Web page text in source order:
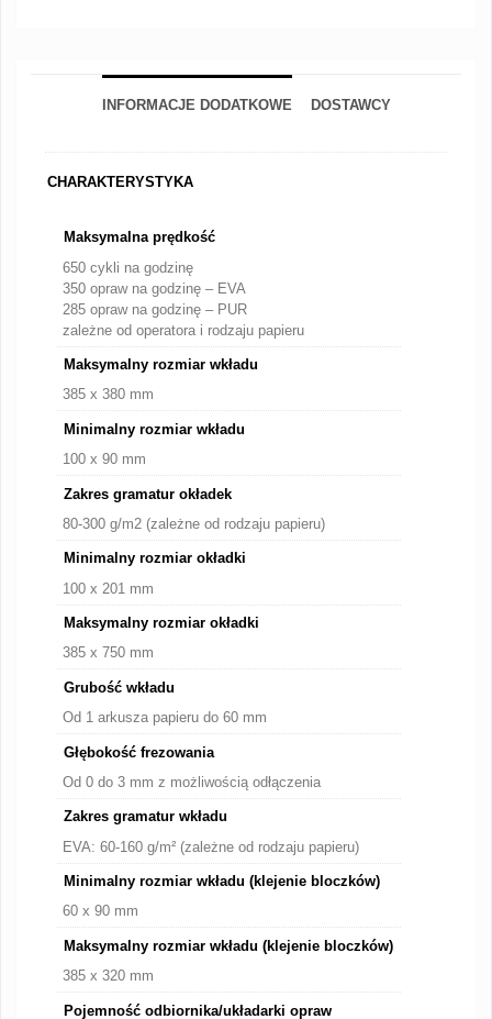
INFORMACJE DODATKOWE DOSTAWCY
CHARAKTERYSTYKA
Maksymalna prędkość
650 cykli na godzinę
350 opraw na godzinę – EVA
285 opraw na godzinę – PUR
zależne od operatora i rodzaju papieru
Maksymalny rozmiar wkładu
385 x 380 mm
Minimalny rozmiar wkładu
100 x 90 mm
Zakres gramatur okładek
80-300 g/m2 (zależne od rodzaju papieru)
Minimalny rozmiar okładki
100 x 201 mm
Maksymalny rozmiar okładki
385 x 750 mm
Grubość wkładu
Od 1 arkusza papieru do 60 mm
Głębokość frezowania
Od 0 do 3 mm z możliwością odłączenia
Zakres gramatur wkładu
EVA: 60-160 g/m² (zależne od rodzaju papieru)
Minimalny rozmiar wkładu (klejenie bloczków)
60 x 90 mm
Maksymalny rozmiar wkładu (klejenie bloczków)
385 x 320 mm
Pojemność odbiornika/układarki opraw